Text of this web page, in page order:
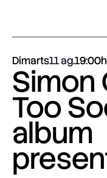
Dimarts11 ag.19:00h
Simon
Too
album